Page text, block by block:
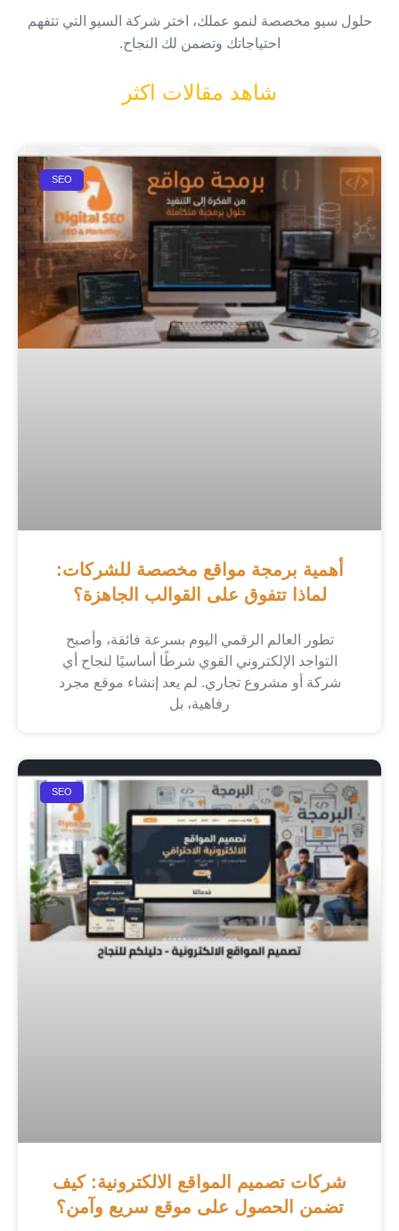
حلول سيو مخصصة لنمو عملك، اختر شركة السيو التي تتفهم
احتياجاتك وتضمن لك النجاح.
شاهد مقالات اكثر
SEO
أهمية برمجة مواقع مخصصة للشركات:
لماذا تتفوق على القوالب الجاهزة؟
تطور العالم الرقمي اليوم بسرعة فائقة، وأصبح
التواجد الإلكتروني القوي شرطًا أساسيًا لنجاح أي
شركة أو مشروع تجاري. لم يعد إنشاء موقع مجرد
رفاهية، بل
SEO
شركات تصميم المواقع الالكترونية: كيف
تضمن الحصول على موقع سريع وآمن؟